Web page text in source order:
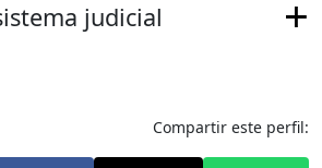
judicial
Compartir este perfil: